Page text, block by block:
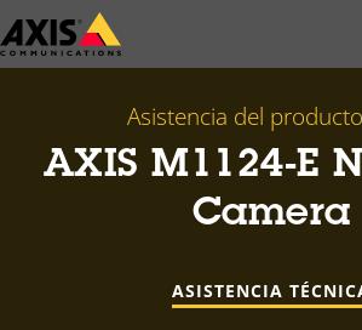
Saltar
al
Asistencia del
AXIS M1124-E
Camera
ASISTENCIA